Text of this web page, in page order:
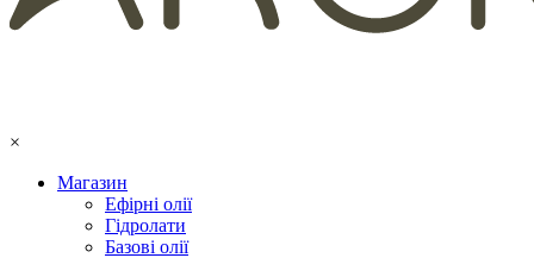
×
Магазин
Ефірні олії
Гідролати
Базові олії